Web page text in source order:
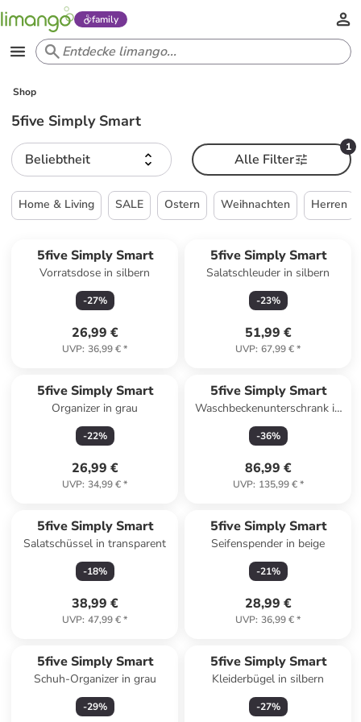
family
Shop
5five Simply Smart
Beliebtheit
1
Alle Filter
Home & Living SALE Ostern Weihnachten Herren
5five Simply Smart
Vorratsdose in silbern
-27%
26,99 €
UVP: 36,99 €*
5five Simply Smart
Salatschleuder in silbern
-23%
51,99 €
UVP: 67,99 €*
5five Simply Smart
Organizer in grau
-22%
26,99 €
UVP: 34,99 €*
5five Simply Smart
Waschbeckenunterschrank in
weiß
-36%
86,99 €
UVP: 135,99 €*
5five Simply Smart
Salatschüssel in transparent
-18%
38,99 €
UVP: 47,99 €*
5five Simply Smart
Seifenspender in beige
-21%
28,99 €
UVP: 36,99 €*
5five Simply Smart
Schuh-Organizer in grau
-29%
5five Simply Smart
Kleiderbügel in silbern
-27%